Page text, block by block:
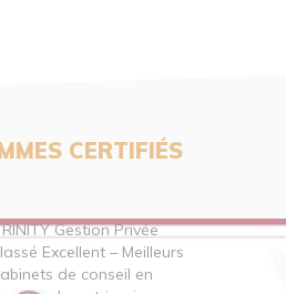
CERTIFIÉS
Gestion Privée
Excellent – Meilleurs
de conseil en